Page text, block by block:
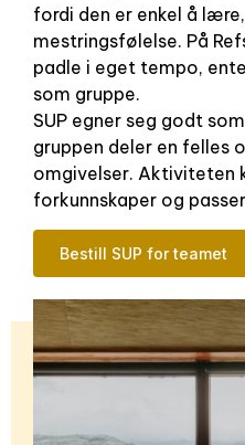
fordi den er enkel å
mestringsfølelse. På
padle i eget tempo,
som gruppe.
SUP egner seg godt
gruppen deler en felles
omgivelser. Aktiviteten
forkunnskaper og
Bestill SUP for teamet